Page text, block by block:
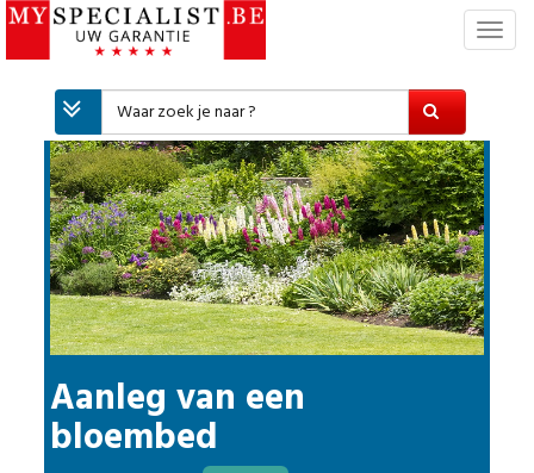
T
l
Aanleg van een
bloembed